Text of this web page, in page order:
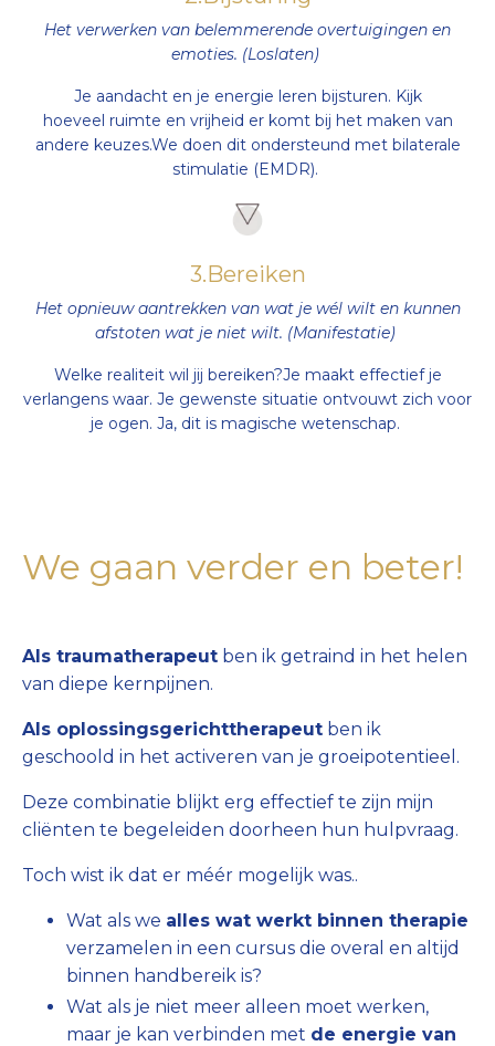
Het verwerken van belemmerende overtuigingen en
emoties. (Loslaten)
Je aandacht en je energie leren bijsturen. Kijk
hoeveel ruimte en vrijheid er komt bij het maken van
andere keuzes.We doen dit ondersteund met bilaterale
stimulatie (EMDR).
3.Bereiken
Het opnieuw aantrekken van wat je wél wilt en kunnen
afstoten wat je niet wilt. (Manifestatie)
Welke realiteit wil jij bereiken?Je maakt effectief je
verlangens waar. Je gewenste situatie ontvouwt zich voor
je ogen. Ja, dit is magische wetenschap.
We gaan verder en beter!
Als traumatherapeut ben ik getraind in het helen
van diepe kernpijnen.
Als oplossingsgerichttherapeut ben ik
geschoold in het activeren van je groeipotentieel.
Deze combinatie blijkt erg effectief te zijn mijn
cliënten te begeleiden doorheen hun hulpvraag.
Toch wist ik dat er méér mogelijk was..
Wat als we alles wat werkt binnen therapie
verzamelen in een cursus die overal en altijd
binnen handbereik is?
Wat als je niet meer alleen moet werken,
maar je kan verbinden met de energie van